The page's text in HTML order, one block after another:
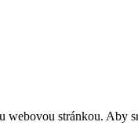
stránkou.